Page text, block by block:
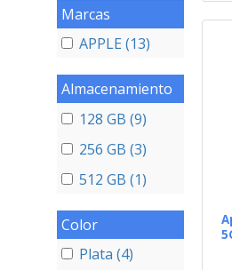
Marcas
APPLE (13)
Almacenamiento
128 GB (9)
256 GB (3)
512 GB (1)
Color
Plata (4)